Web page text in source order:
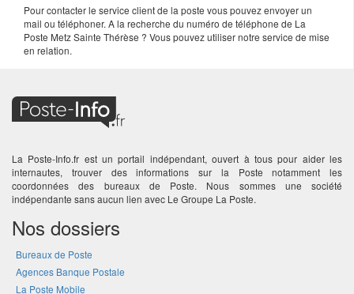
Pour contacter le service client de la poste vous pouvez envoyer un
mail ou téléphoner. A la recherche du numéro de téléphone de La
Poste Metz Sainte Thérèse ? Vous pouvez utiliser notre service de mise
en relation.
La Poste-Info.fr est un portail indépendant, ouvert à tous pour aider les
internautes, trouver des informations sur la Poste notamment les
coordonnées des bureaux de Poste. Nous sommes une société
indépendante sans aucun lien avec Le Groupe La Poste.
Nos dossiers
Bureaux de Poste
Agences Banque Postale
La Poste Mobile